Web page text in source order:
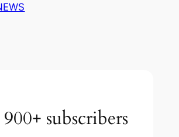
subscribers